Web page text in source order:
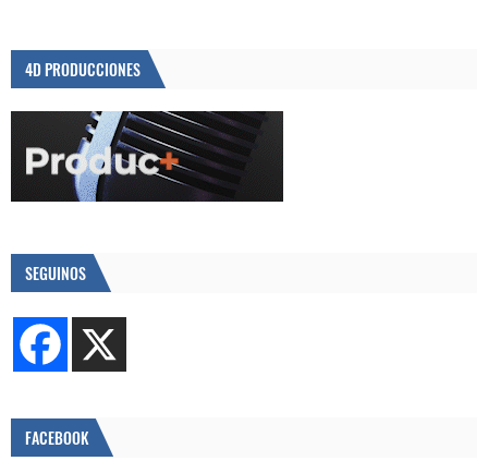
4D PRODUCCIONES
SEGUINOS
FACEBOOK